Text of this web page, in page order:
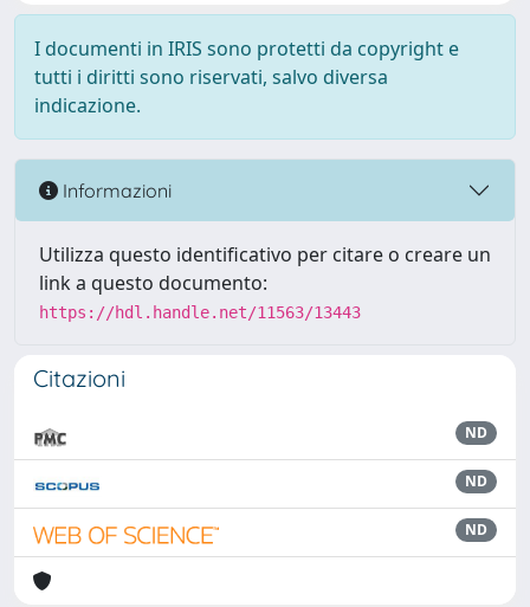
I documenti in IRIS sono protetti da copyright e
tutti i diritti sono riservati, salvo diversa
indicazione.
Informazioni
Utilizza questo identificativo per citare o creare un
link a questo documento:
https://hdl.handle.net/11563/13443
Citazioni
ND
ND
ND